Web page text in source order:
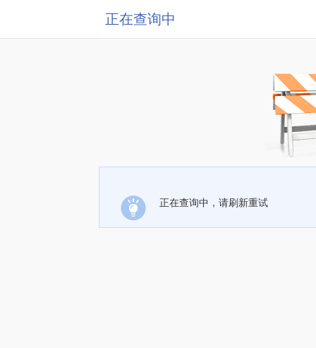
正在查询中
正在查询中，请刷新重试